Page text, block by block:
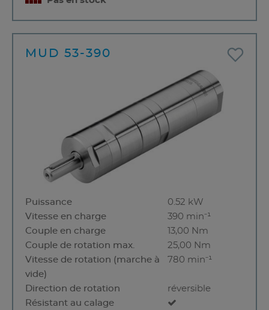
MUD 53-390
Puissance
0.52 kW
Vitesse en charge
390 min⁻¹
Couple en charge
13,00 Nm
Couple de rotation max.
25,00 Nm
Vitesse de rotation (marche à
vide)
780 min⁻¹
Direction de rotation
réversible
Résistant au calage